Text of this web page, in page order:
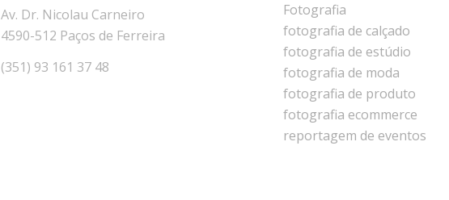
Av. Dr. Nicolau Carneiro
4590-512 Paços de Ferreira
(351) 93 161 37 48
Fotografia
fotografia de calçado
fotografia de estúdio
fotografia de moda
fotografia de produto
fotografia ecommerce
reportagem de eventos